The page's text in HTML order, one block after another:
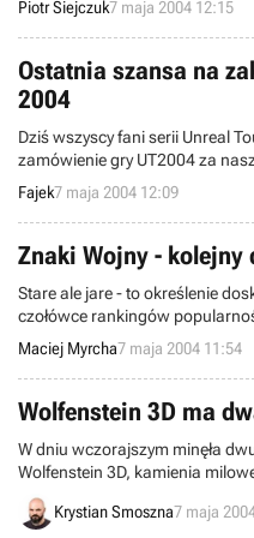
firma Sega Europe. Korporacja
na platformę PlayStation 2, 8
osobiste typu PC - niektóre
jednocześnie).
Piotr Siejczuk7 maja 2004 12:15
Ostatnia szansa na
2004
Dziś wszyscy fani serii Unreal
zamówienie gry UT2004 za
do każdego zamówienia
McRae Rally 3 oraz 3-
Fajek7 maja 2004 12:09
Znaki Wojny - kolejny
Stare ale jare - to określenie
czołówce rankingów
w marcu tego roku obchodziła
już całkiem sporej kolekcji
rozszerzenie zatytułowane
Maciej Myrcha7 maja 2004 11:54
Wolfenstein 3D ma
W dniu wczorajszym minęła
Wolfenstein 3D, kamienia
jednocześnie faktycznego
czasem FPS. Jak każde
Krystian Smoszna7 maja